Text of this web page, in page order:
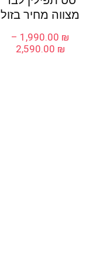
מצווה מחיר בזול
1,990.00 ₪
–
2,590.00 ₪